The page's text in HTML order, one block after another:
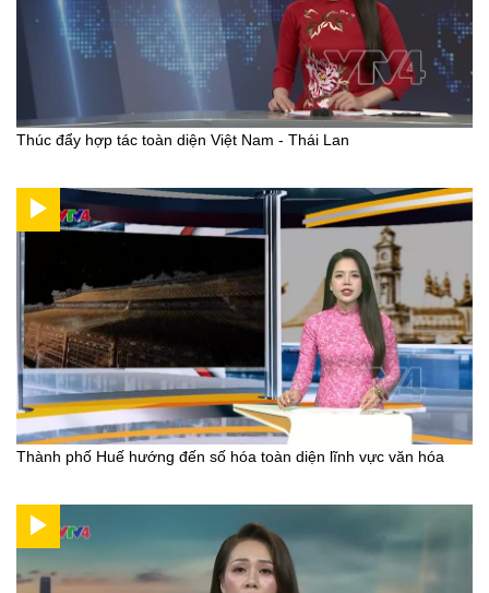
Thúc đẩy hợp tác toàn diện Việt Nam - Thái Lan
Thành phố Huế hướng đến số hóa toàn diện lĩnh vực văn hóa